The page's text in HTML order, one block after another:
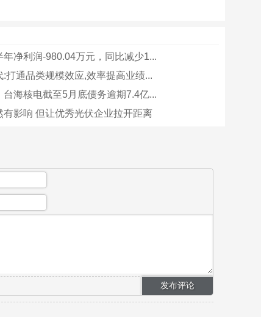
年净利润-980.04万元，同比减少1...
:打通品类规模效应,效率提高业绩...
台海核电截至5月底债务逾期7.4亿...
有影响 但让优秀光伏企业拉开距离